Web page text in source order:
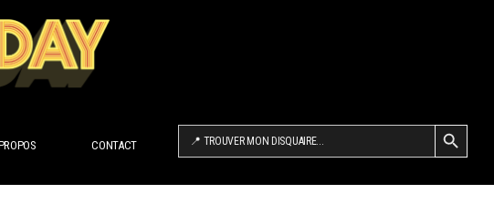
CONTACT
Search
for:
SEARCH BUTTON